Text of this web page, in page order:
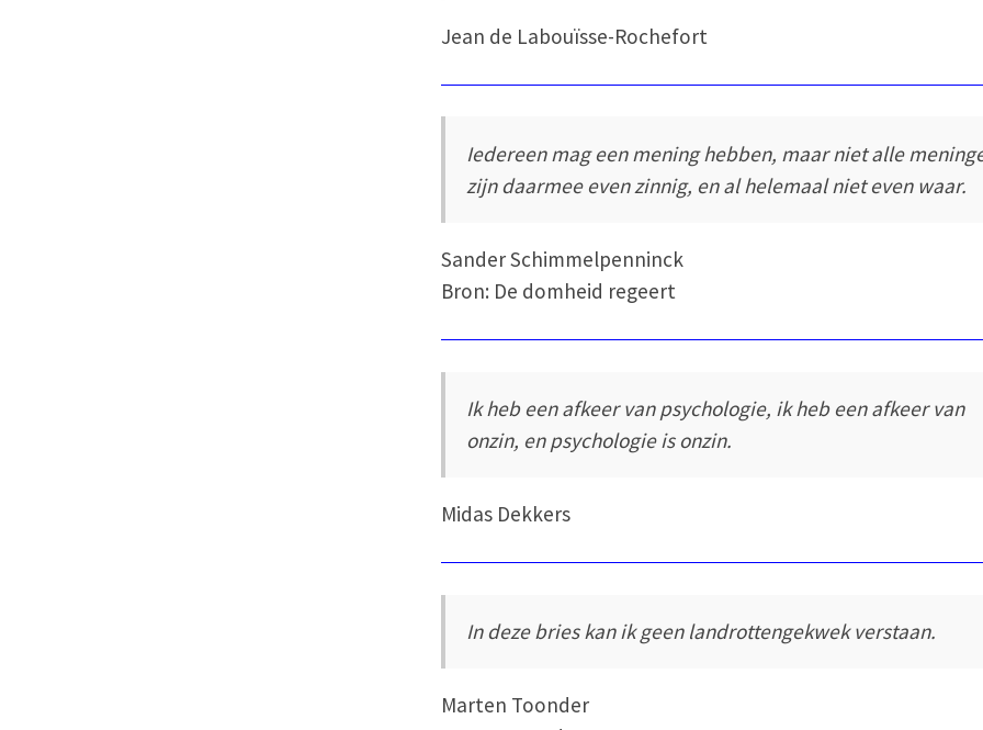
Jean de Labouïsse-Rochefort
Iedereen mag een mening hebben, maar niet alle
zijn daarmee even zinnig, en al helemaal niet even waar.
Sander Schimmelpenninck
Bron: De domheid regeert
Ik heb een afkeer van psychologie, ik heb een afkeer van
onzin, en psychologie is onzin.
Midas Dekkers
In deze bries kan ik geen landrottengekwek verstaan.
Marten Toonder